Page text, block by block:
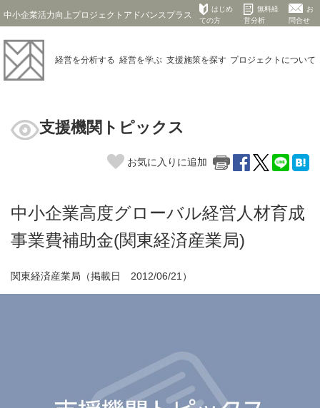
中小企業活力向上プロジェクトアドバンスプラス
はじめ
ての方
無料経
営分析
お
問合せ
経営を分析する 経営を学ぶ 支援施策を探す プロジェクト について
支援機関トピックス
お気に入りに追加
中小企業高度グローバル経営人材育成
事業費補助金(関東経済産業局)
関東経済産業局（掲載日 2012/06/21）